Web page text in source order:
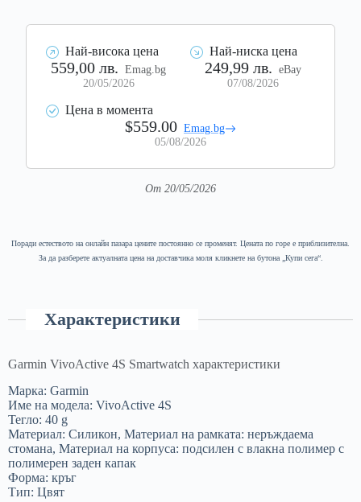
Най-висока цена
559,00 лв. Emag.bg
20/05/2026
Най-ниска цена
249,99 лв. eBay
07/08/2026
Цена в момента
$559.00 Emag.bg
05/08/2026
От 20/05/2026
Поради естеството на онлайн пазара цените постоянно се променят. Цената по горе е приблизителна.
За да разберете актуалната цена на доставчика моля кликнете на бутона „Купи сега“.
Характеристики
Garmin VivoActive 4S Smartwatch характеристики
Марка: Garmin
Име на модела: VivoActive 4S
Тегло: 40 g
Материал: Силикон, Материал на рамката: неръждаема
стомана, Материал на корпуса: подсилен с влакна полимер с
полимерен заден капак
Форма: кръг
Тип: Цвят